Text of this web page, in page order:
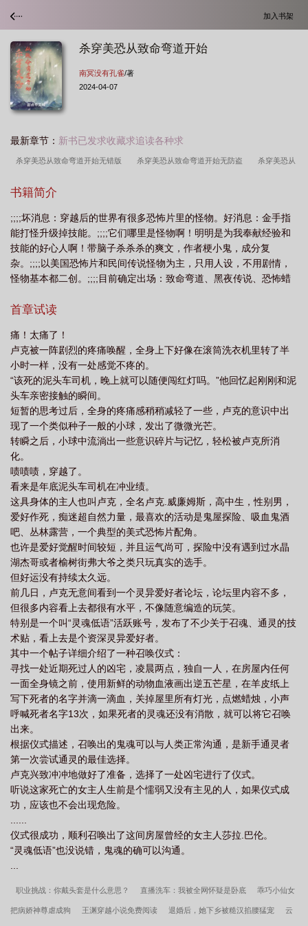
加入书架
杀穿美恐从致命弯道开始
南冥没有孔雀/著
2024-04-07
最新章节： 新书已发求收藏求追读各种求
杀穿美恐从致命弯道开始无错版 杀穿美恐从致命弯道开始无防盗 杀穿美恐从
费观看 杀穿美恐从致命弯道开始起点
始作者南冥没有孔雀 杀穿美恐从致命弯道开始最新章节 杀穿美恐从致命弯道开
始无错 杀穿美恐从致命弯道开始 南冥没有孔雀 杀穿美恐从致命弯道开始
_ 杀穿美恐从致命弯道开始123读 杀穿美恐从致命弯道开始请 杀穿美恐从
致命弯道开始笔趣阁 杀穿美恐从致命弯道开始免费 杀穿美恐从致命弯道开始洪
书籍简介
;;;;坏消息：穿越后的世界有很多恐怖片里的怪物。好消息：金手指
能打怪升级掉技能。;;;;它们哪里是怪物啊！明明是为我奉献经验和
技能的好心人啊！带脑子杀杀杀的爽文，作者梗小鬼，成分复
杂。;;;;以美国恐怖片和民间传说怪物为主，只用人设，不用剧情，
怪物基本都二创。;;;;目前确定出场：致命弯道、黑夜传说、恐怖蜡
啊喂！;;;;单女主不后宫不虐主，没有太多阴矛诡计，特别是自己人
首章试读
痛！太痛了！
卢克被一阵剧烈的疼痛唤醒，全身上下好像在滚筒洗衣机里转了半
小时一样，没有一处感觉不疼的。
“该死的泥头车司机，晚上就可以随便闯红灯吗。”他回忆起刚刚和泥
头车亲密接触的瞬间。
短暂的思考过后，全身的疼痛感稍稍减轻了一些，卢克的意识中出
现了一个类似种子一般的小球，发出了微微光芒。
转瞬之后，小球中流淌出一些意识碎片与记忆，轻松被卢克所消
化。
啧啧啧，穿越了。
看来是年底泥头车司机在冲业绩。
这具身体的主人也叫卢克，全名卢克.威廉姆斯，高中生，性别男，
爱好作死，痴迷超自然力量，最喜欢的活动是鬼屋探险、吸血鬼酒
吧、丛林露营，一个典型的美式恐怖片配角。
也许是爱好觉醒时间较短，并且运气尚可，探险中没有遇到过水晶
湖杰哥或者榆树街弗大爷之类只玩真实的选手。
但好运没有持续太久远。
前几日，卢克无意间看到一个灵异爱好者论坛，论坛里内容不多，
但很多内容看上去都很有水平，不像随意编造的玩笑。
特别是一个叫“灵魂低语”活跃账号，发布了不少关于召魂、通灵的技
术贴，看上去是个资深灵异爱好者。
其中一个帖子详细介绍了一种召唤仪式：
寻找一处近期死过人的凶宅，凌晨两点，独自一人，在房屋内任何
一面全身镜之前，使用新鲜的动物血液画出逆五芒星，在羊皮纸上
写下死者的名字并滴一滴血，关掉屋里所有灯光，点燃蜡烛，小声
呼喊死者名字13次，如果死者的灵魂还没有消散，就可以将它召唤
出来。
根据仪式描述，召唤出的鬼魂可以与人类正常沟通，是新手通灵者
第一次尝试通灵的最佳选择。
卢克兴致冲冲地做好了准备，选择了一处凶宅进行了仪式。
听说这家死亡的女主人生前是个懦弱又没有主见的人，如果仪式成
功，应该也不会出现危险。
仪式很成功，顺利召唤出了这间房屋曾经的女主人莎拉.巴伦。
“灵魂低语”也没说错，鬼魂的确可以沟通。
职业挑战：你戴头套是什么意思？ 直播洗车：我被全网怀疑是卧底 乖巧小仙女
把病娇神尊虐成狗 王渊穿越小说免费阅读 退婚后，她下乡被糙汉掐腰猛宠 云